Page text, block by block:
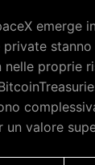
emerge
stanno
proprie
un valore